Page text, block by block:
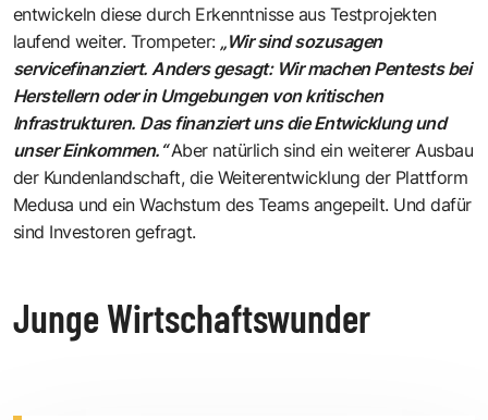
entwickeln diese durch Erkenntnisse aus Testprojekten
laufend weiter. Trompeter: „Wir sind sozusagen
servicefinanziert. Anders gesagt: Wir machen Pentests bei
Herstellern oder in Umgebungen von kritischen
Infrastrukturen. Das finanziert uns die Entwicklung und
unser Einkommen.“Aber natürlich sind ein weiterer Ausbau
der Kundenlandschaft, die Weiterentwicklung der Plattform
Medusa und ein Wachstum des Teams angepeilt. Und dafür
sind Investoren gefragt.
Junge Wirtschaftswunder